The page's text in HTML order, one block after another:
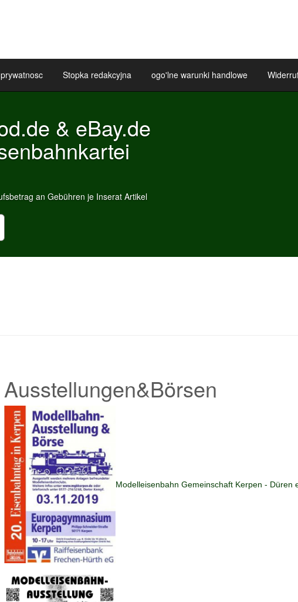
prywatnosc Stopka redakcyjna ogo'lne warunki handlowe
Ausstellungen&Börsen
Modelleisenbahn Gemeinschaft Kerpen - Düren